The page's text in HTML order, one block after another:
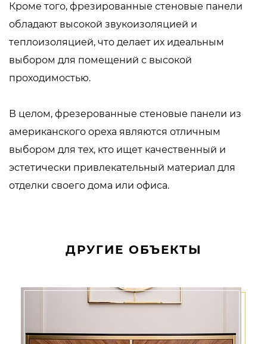
Кроме того, фрезированные стеновые панели
обладают высокой звукоизоляцией и
теплоизоляцией, что делает их идеальным
выбором для помещений с высокой
проходимостью.
В целом, фрезерованные стеновые панели из
американского ореха являются отличным
выбором для тех, кто ищет качественный и
эстетически привлекательный материал для
отделки своего дома или офиса.
ДРУГИЕ ОБЪЕКТЫ